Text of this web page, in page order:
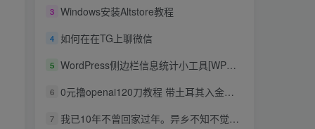
3 Windows安装Altstore教程
4 如何在在TG上聊微信
5 WordPress侧边栏信息统计小工具[WP小工具]
6 0元撸openai120刀教程 带土耳其入金方法
7 我已10年不曾回家过年。异乡不知不觉成了自己的家